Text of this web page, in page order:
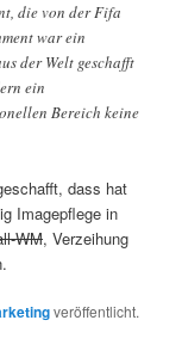
die von der Fifa
war ein
der Welt geschafft
ein
Bereich keine
dass hat
Imagepflege in
WM, Verzeihung
veröffentlicht.